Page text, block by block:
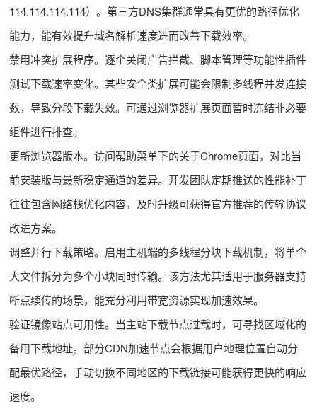
114.114.114.114）。第三方DNS集群通常具有更优的路径优化
能力，能有效提升域名解析速度进而改善下载效率。
禁用冲突扩展程序。逐个关闭广告拦截、脚本管理等功能性插件
测试下载速率变化。某些安全类扩展可能会限制多线程并发连接
数，导致分段下载失效。可通过浏览器扩展页面暂时冻结非必要
组件进行排查。
更新浏览器版本。访问帮助菜单下的关于Chrome页面，对比当
前安装版与最新稳定通道的差异。开发团队定期推送的性能补丁
往往包含网络栈优化内容，及时升级可获得官方推荐的传输协议
改进方案。
调整并行下载策略。启用主机端的多线程分块下载机制，将单个
大文件拆分为多个小块同时传输。该方法尤其适用于服务器支持
断点续传的场景，能充分利用带宽资源实现加速效果。
验证镜像站点可用性。当主站下载节点过载时，可寻找区域化的
备用下载地址。部分CDN加速节点会根据用户地理位置自动分
配最优路径，手动切换不同地区的下载链接可能获得更快的响应
速度。